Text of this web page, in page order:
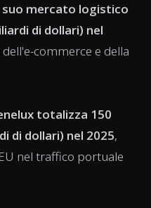
suo mercato logistico
di dollari) nel
commerce e della
totalizza 150
di dollari) nel 2025,
nel traffico portuale